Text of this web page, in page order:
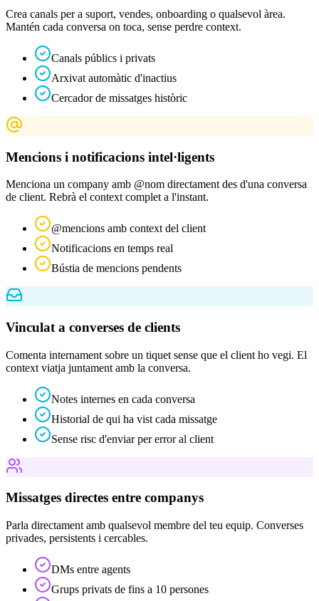
Crea canals per a suport, vendes, onboarding o qualsevol àrea.
Mantén cada conversa on toca, sense perdre context.
Canals públics i privats
Arxivat automàtic d'inactius
Cercador de missatges històric
Mencions i notificacions intel·ligents
Menciona un company amb @nom directament des d'una conversa
de client. Rebrà el context complet a l'instant.
@mencions amb context del client
Notificacions en temps real
Bústia de mencions pendents
Vinculat a converses de clients
Comenta internament sobre un tiquet sense que el client ho vegi. El
context viatja juntament amb la conversa.
Notes internes en cada conversa
Historial de qui ha vist cada missatge
Sense risc d'enviar per error al client
Missatges directes entre companys
Parla directament amb qualsevol membre del teu equip. Converses
privades, persistents i cercables.
DMs entre agents
Grups privats de fins a 10 persones